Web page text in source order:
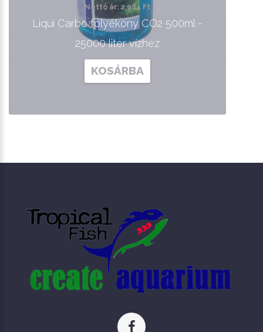
Nettó ár: 2,984 Ft
Liqui Carbo folyékony CO2 500ml -
25000 liter vízhez
KOSÁRBA